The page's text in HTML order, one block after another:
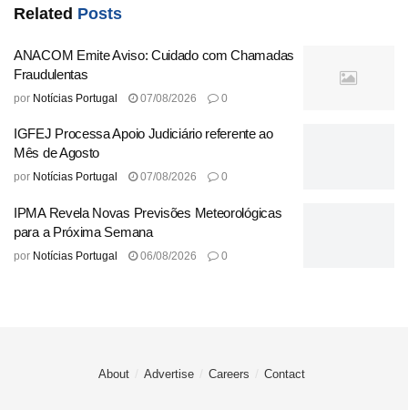
Especialistas em segurança da informação destacam a
empoderar os usuários para que tomem decisões
informadas sobre suas informações pessoais. Com o
GDPR na Europa, espera-se que mais plataformas adotem
práticas semelhantes em um esforço para ganhar a
confiança dos consumidores.
Origem:Portal Consumidor Anacom
Related Posts
ANACOM Emite Aviso: Cuidado com Chamadas
Fraudulentas
por Notícias Portugal 07/08/2026 0
IGFEJ Processa Apoio Judiciário referente ao
Mês de Agosto
por Notícias Portugal 07/08/2026 0
IPMA Revela Novas Previsões Meteorológicas
para a Próxima Semana
por Notícias Portugal 06/08/2026 0
About Advertise Careers Contact